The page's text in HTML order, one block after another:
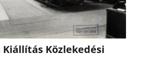
Kiállítás Közlekedési